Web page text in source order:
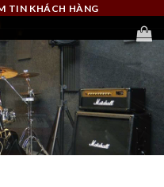
TIN KHÁCH HÀNG